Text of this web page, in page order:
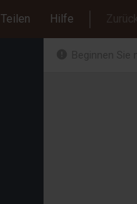
Teilen Hilfe